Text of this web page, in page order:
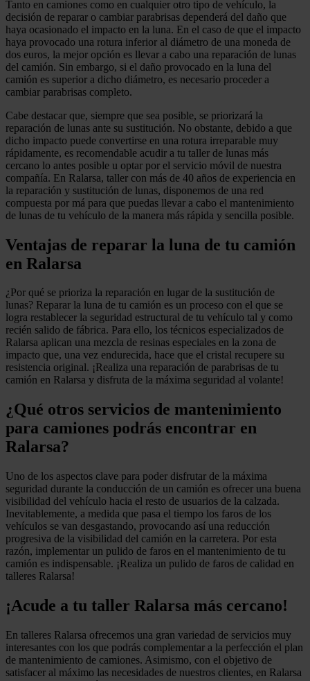
Tanto en camiones como en cualquier otro tipo de vehículo, la
decisión de reparar o cambiar parabrisas dependerá del daño que
haya ocasionado el impacto en la luna. En el caso de que el impacto
haya provocado una rotura inferior al diámetro de una moneda de
dos euros, la mejor opción es llevar a cabo una reparación de lunas
del camión. Sin embargo, si el daño provocado en la luna del
camión es superior a dicho diámetro, es necesario proceder a
cambiar parabrisas completo.
Cabe destacar que, siempre que sea posible, se priorizará la
reparación de lunas ante su sustitución. No obstante, debido a que
dicho impacto puede convertirse en una rotura irreparable muy
rápidamente, es recomendable acudir a tu taller de lunas más
cercano lo antes posible u optar por el servicio móvil de nuestra
compañía. En Ralarsa, taller con más de 40 años de experiencia en
la reparación y sustitución de lunas, disponemos de una red
compuesta por má para que puedas llevar a cabo el mantenimiento
de lunas de tu vehículo de la manera más rápida y sencilla posible.
Ventajas de reparar la luna de tu camión
en Ralarsa
¿Por qué se prioriza la reparación en lugar de la sustitución de
lunas? Reparar la luna de tu camión es un proceso con el que se
logra restablecer la seguridad estructural de tu vehículo tal y como
recién salido de fábrica. Para ello, los técnicos especializados de
Ralarsa aplican una mezcla de resinas especiales en la zona de
impacto que, una vez endurecida, hace que el cristal recupere su
resistencia original. ¡Realiza una reparación de parabrisas de tu
camión en Ralarsa y disfruta de la máxima seguridad al volante!
¿Qué otros servicios de mantenimiento
para camiones podrás encontrar en
Ralarsa?
Uno de los aspectos clave para poder disfrutar de la máxima
seguridad durante la conducción de un camión es ofrecer una buena
visibilidad del vehículo hacia el resto de usuarios de la calzada.
Inevitablemente, a medida que pasa el tiempo los faros de los
vehículos se van desgastando, provocando así una reducción
progresiva de la visibilidad del camión en la carretera. Por esta
razón, implementar un pulido de faros en el mantenimiento de tu
camión es indispensable. ¡Realiza un pulido de faros de calidad en
talleres Ralarsa!
¡Acude a tu taller Ralarsa más cercano!
En talleres Ralarsa ofrecemos una gran variedad de servicios muy
interesantes con los que podrás complementar a la perfección el plan
de mantenimiento de camiones. Asimismo, con el objetivo de
satisfacer al máximo las necesidades de nuestros clientes, en Ralarsa